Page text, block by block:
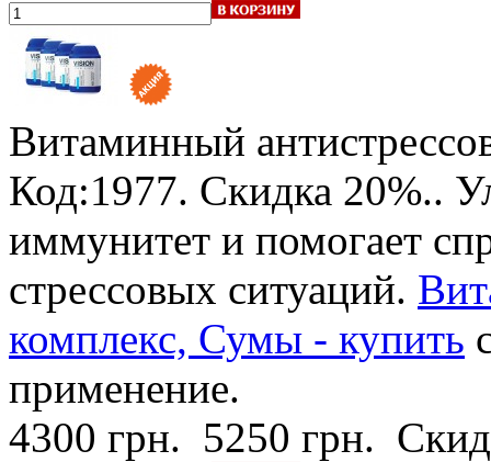
Витаминный
Код:1977. Скидка 20%..
иммунитет и помогает
стрессовых ситуаций.
комплекс, Сумы - купить
применение.
4300 грн. 5250 грн.